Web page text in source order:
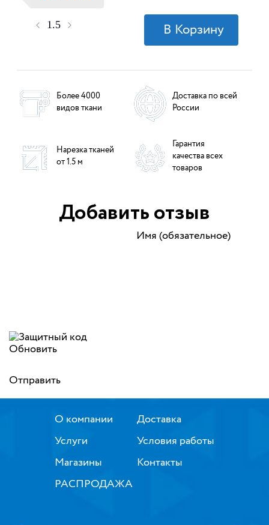
Более 4000
видов ткани
Доставка по всей
России
Нарезка тканей
от 1.5 м
Гарантия
качества всех
товаров
Добавить отзыв
Имя (обязательное)
Обновить
Отправить
О компании
Услуги
Магазины
РАСПРОДАЖА
Доставка
Условия работы
Контакты